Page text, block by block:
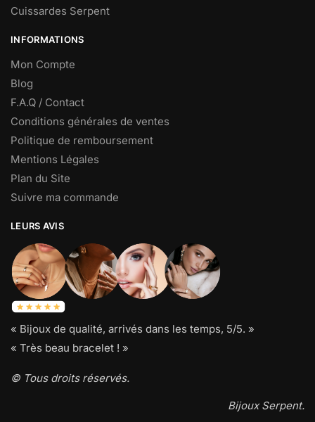
Cuissardes Serpent
INFORMATIONS
Mon Compte
Blog
F.A.Q / Contact
Conditions générales de ventes
Politique de remboursement
Mentions Légales
Plan du Site
Suivre ma commande
LEURS AVIS
« Bijoux de qualité, arrivés dans les temps, 5/5. »
« Très beau bracelet ! »
© Tous droits réservés.
Bijoux Serpent.